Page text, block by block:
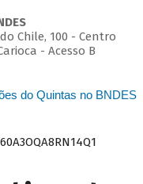
Chile, 100 - Centro
- Acesso B
do Quintas no BNDES